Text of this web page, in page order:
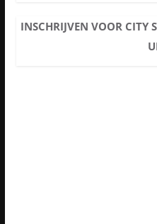
INSCHRIJVEN VOOR CITY